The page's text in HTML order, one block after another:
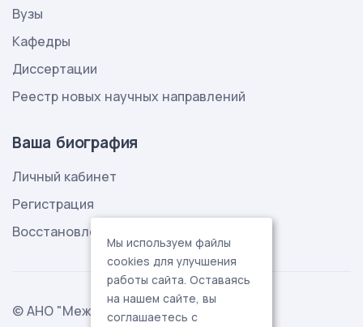
Вузы
Кафедры
Диссертации
Реестр новых научных направлений
Ваша биография
Личный кабинет
Регистрация
Восстановление пароля
© АНО "Международная ассоциация
Мы используем файлы
cookies для улучшения
работы сайта. Оставаясь
на нашем сайте, вы
соглашаетесь с